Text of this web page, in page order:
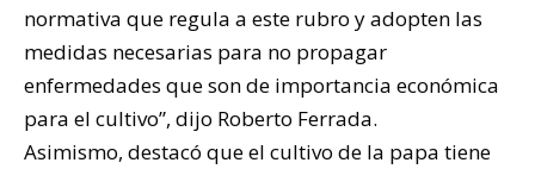
normativa que regula a este rubro y adopten las
medidas necesarias para no propagar
enfermedades que son de importancia económica
para el cultivo”, dijo Roberto Ferrada.
Asimismo, destacó que el cultivo de la papa tiene